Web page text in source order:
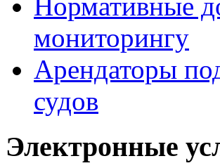
Нормативные
мониторингу
Арендаторы
судов
Электронные